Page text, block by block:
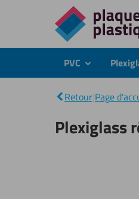
Directement
au
contenuPVC submenu
Retour Page
Plexiglass